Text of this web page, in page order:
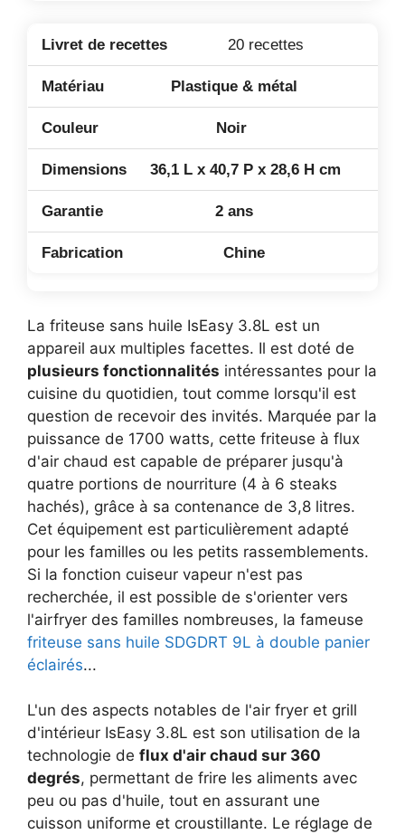
20 recettes
Plastique & métal
Noir
36,1 L x 40,7 P x 28,6 H cm
2 ans
Chine
La friteuse sans huile IsEasy 3.8L est un
appareil aux multiples facettes. Il est doté de
plusieurs fonctionnalités intéressantes pour la
cuisine du quotidien, tout comme lorsqu'il est
question de recevoir des invités. Marquée par la
puissance de 1700 watts, cette friteuse à flux
d'air chaud est capable de préparer jusqu'à
quatre portions de nourriture (4 à 6 steaks
hachés), grâce à sa contenance de 3,8 litres.
Cet équipement est particulièrement adapté
pour les familles ou les petits rassemblements.
Si la fonction cuiseur vapeur n'est pas
recherchée, il est possible de s'orienter vers
l'airfryer des familles nombreuses, la fameuse
friteuse sans huile SDGDRT 9L à double panier
éclairés...
L'un des aspects notables de l'air fryer et grill
d'intérieur IsEasy 3.8L est son utilisation de la
technologie de flux d'air chaud sur 360
degrés, permettant de frire les aliments avec
peu ou pas d'huile, tout en assurant une
cuisson uniforme et croustillante. Le réglage de